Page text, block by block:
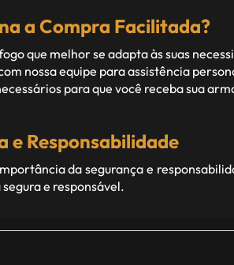
a Compra Facilitada?
que melhor se adapta às suas
nossa equipe para assistência
para que você receba sua
e Responsabilidade
da segurança e
e responsável.